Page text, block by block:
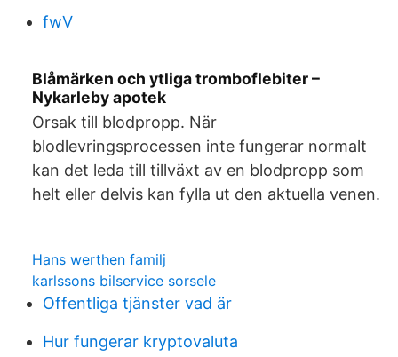
fwV
Blåmärken och ytliga tromboflebiter –
Nykarleby apotek
Orsak till blodpropp. När
blodlevringsprocessen inte fungerar normalt
kan det leda till tillväxt av en blodpropp som
helt eller delvis kan fylla ut den aktuella venen.
Hans werthen familj
karlssons bilservice sorsele
Offentliga tjänster vad är
Hur fungerar kryptovaluta